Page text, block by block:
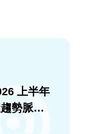
上半年
勢脈